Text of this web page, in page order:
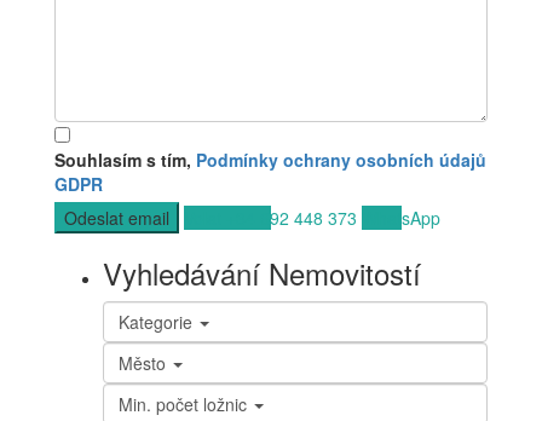
Souhlasím s tím, Podmínky ochrany osobních údajů
GDPR
+34 692 448 373 WhatsApp
Vyhledávání Nemovitostí
Kategorie
Město
Min. počet ložnic